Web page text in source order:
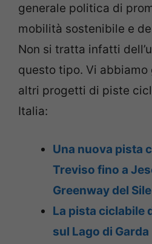
generale politica di
mobilità sostenibile e
Non si tratta infatti
questo tipo. Vi
altri progetti di piste
Italia:
Una nuova pista
Treviso fino a
Greenway del Sile
La pista ciclabile
sul Lago di Garda